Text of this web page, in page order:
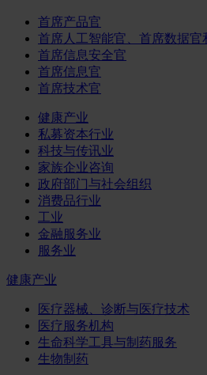
首席产品官
首席人工智能官、首席数据官
首席信息安全官
首席信息官
首席技术官
健康产业
私募资本行业
科技与传讯业
家族企业咨询
政府部门与社会组织
消费品行业
工业
金融服务业
服务业
健康产业
医疗器械、诊断与医疗技术
医疗服务机构
生命科学工具与制药服务
生物制药